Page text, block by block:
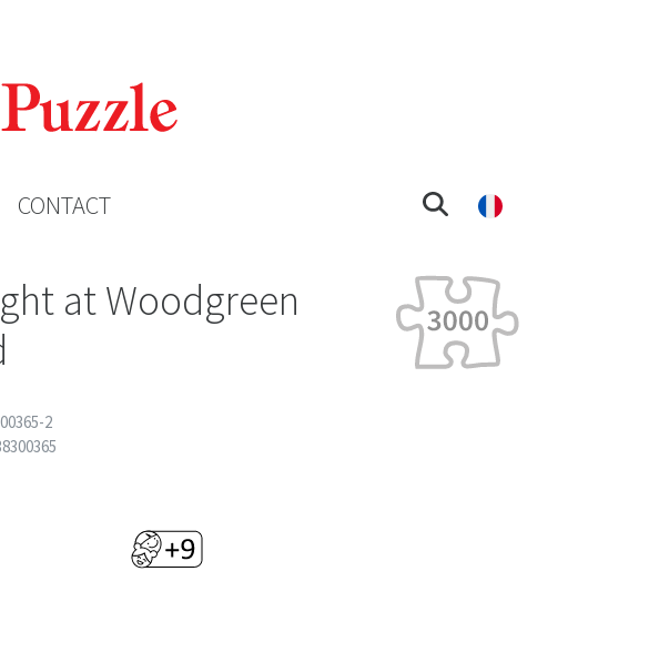
CONTACT
at Woodgreen
2